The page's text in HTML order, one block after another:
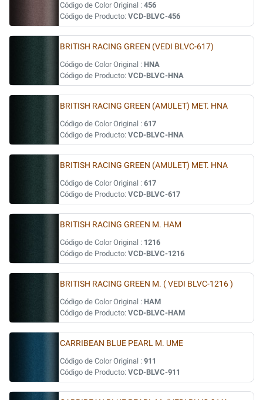
Código de Color Original : 456
Código de Producto: VCD-BLVC-456
BRITISH RACING GREEN (VEDI BLVC-617)
Código de Color Original : HNA
Código de Producto: VCD-BLVC-HNA
BRITISH RACING GREEN (AMULET) MET. HNA
Código de Color Original : 617
Código de Producto: VCD-BLVC-HNA
BRITISH RACING GREEN (AMULET) MET. HNA
Código de Color Original : 617
Código de Producto: VCD-BLVC-617
BRITISH RACING GREEN M. HAM
Código de Color Original : 1216
Código de Producto: VCD-BLVC-1216
BRITISH RACING GREEN M. ( VEDI BLVC-1216 )
Código de Color Original : HAM
Código de Producto: VCD-BLVC-HAM
CARRIBEAN BLUE PEARL M. UME
Código de Color Original : 911
Código de Producto: VCD-BLVC-911